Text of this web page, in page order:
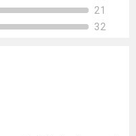
21
32